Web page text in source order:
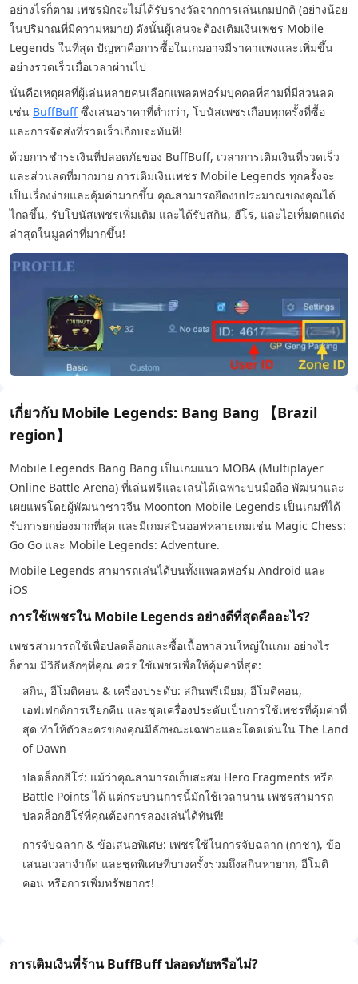
อย่างไรก็ตาม เพชรมักจะไม่ได้รับรางวัลจากการเล่นเกมปกติ (อย่างน้อย
ในปริมาณที่มีความหมาย) ดังนั้นผู้เล่นจะต้องเติมเงินเพชร Mobile
Legends ในที่สุด ปัญหาคือการซื้อในเกมอาจมีราคาแพงและเพิ่มขึ้น
อย่างรวดเร็วเมื่อเวลาผ่านไป
นั่นคือเหตุผลที่ผู้เล่นหลายคนเลือกแพลตฟอร์มบุคคลที่สามที่มีส่วนลด
เช่น BuffBuff ซึ่งเสนอราคาที่ต่ำกว่า, โบนัสเพชรเกือบทุกครั้งที่ซื้อ
และการจัดส่งที่รวดเร็วเกือบจะทันที!
ด้วยการชำระเงินที่ปลอดภัยของ BuffBuff, เวลาการเติมเงินที่รวดเร็ว
และส่วนลดที่มากมาย การเติมเงินเพชร Mobile Legends ทุกครั้งจะ
เป็นเรื่องง่ายและคุ้มค่ามากขึ้น คุณสามารถยืดงบประมาณของคุณได้
ไกลขึ้น, รับโบนัสเพชรเพิ่มเติม และได้รับสกิน, ฮีโร่, และไอเท็มตกแต่ง
ล่าสุดในมูลค่าที่มากขึ้น!
เกี่ยวกับ Mobile Legends: Bang Bang 【Brazil
region】
Mobile Legends Bang Bang เป็นเกมแนว MOBA (Multiplayer
Online Battle Arena) ที่เล่นฟรีและเล่นได้เฉพาะบนมือถือ พัฒนาและ
เผยแพร่โดยผู้พัฒนาชาวจีน Moonton Mobile Legends เป็นเกมที่ได้
รับการยกย่องมากที่สุด และมีเกมสปินออฟหลายเกมเช่น Magic Chess:
Go Go และ Mobile Legends: Adventure.
Mobile Legends สามารถเล่นได้บนทั้งแพลตฟอร์ม Android และ
iOS
การใช้เพชรใน Mobile Legends อย่างดีที่สุดคืออะไร?
เพชรสามารถใช้เพื่อปลดล็อกและซื้อเนื้อหาส่วนใหญ่ในเกม อย่างไร
ก็ตาม มีวิธีหลักๆที่คุณ ควรใช้เพชรเพื่อให้คุ้มค่าที่สุด:
สกิน, อีโมติคอน & เครื่องประดับ: สกินพรีเมียม, อีโมติคอน,
เอฟเฟกต์การเรียกคืน และชุดเครื่องประดับเป็นการใช้เพชรที่คุ้มค่าที่
สุด ทำให้ตัวละครของคุณมีลักษณะเฉพาะและโดดเด่นใน The Land
of Dawn
ปลดล็อกฮีโร่: แม้ว่าคุณสามารถเก็บสะสม Hero Fragments หรือ
Battle Points ได้ แต่กระบวนการนี้มักใช้เวลานาน เพชรสามารถ
ปลดล็อกฮีโร่ที่คุณต้องการลองเล่นได้ทันที!
การจับฉลาก & ข้อเสนอพิเศษ: เพชรใช้ในการจับฉลาก (กาชา), ข้อ
เสนอเวลาจำกัด และชุดพิเศษที่บางครั้งรวมถึงสกินหายาก, อีโมติ
คอน หรือการเพิ่มทรัพยากร!
การเติมเงินที่ร้าน BuffBuff ปลอดภัยหรือไม่?